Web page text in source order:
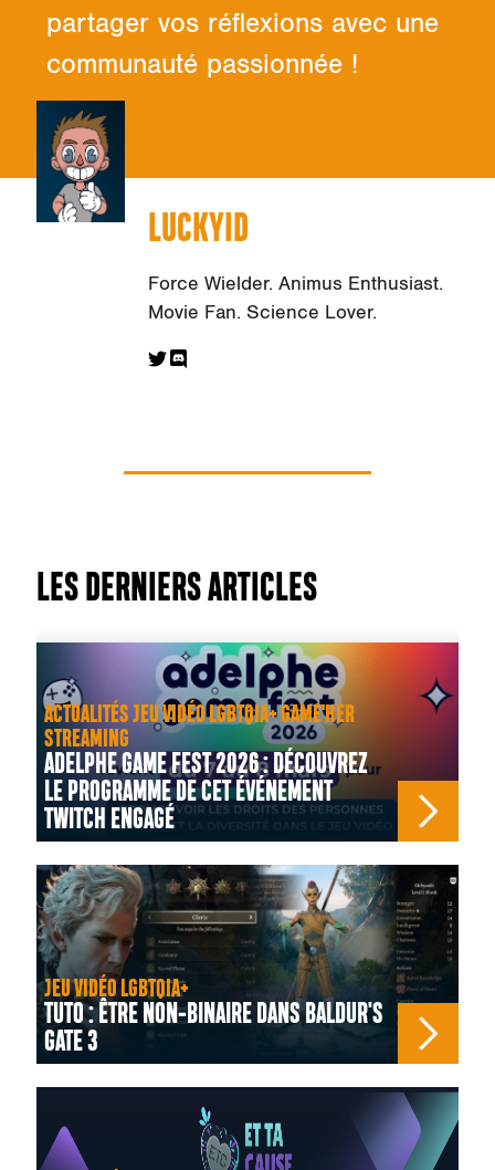
partager vos réflexions avec une
communauté passionnée !
LUCKYID
Force Wielder. Animus Enthusiast.
Movie Fan. Science Lover.
LES DERNIERS ARTICLES
ACTUALITÉS JEU VIDÉO LGBTQIA+ GAME'HER
STREAMING
ADELPHE GAME FEST 2026 : DÉCOUVREZ
LE PROGRAMME DE CET ÉVÉNEMENT
TWITCH ENGAGÉ
JEU VIDÉO LGBTQIA+
TUTO : ÊTRE NON-BINAIRE DANS BALDUR'S
GATE 3